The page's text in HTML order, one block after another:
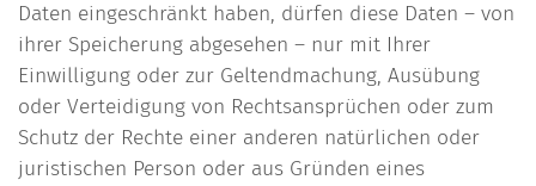
Daten eingeschränkt haben, dürfen diese Daten – von
ihrer Speicherung abgesehen – nur mit Ihrer
Einwilligung oder zur Geltendmachung, Ausübung
oder Verteidigung von Rechtsansprüchen oder zum
Schutz der Rechte einer anderen natürlichen oder
juristischen Person oder aus Gründen eines